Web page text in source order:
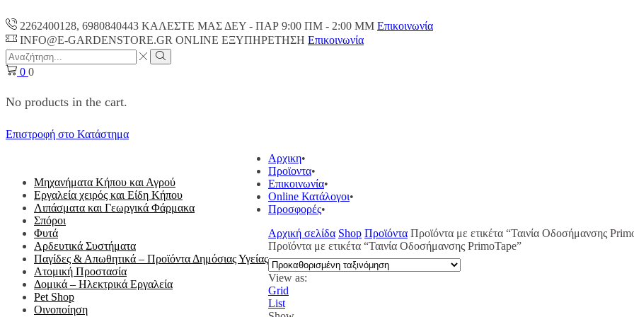
2262400128, 6980840443 ΚΑΛΕΣΤΕ ΜΑΣ ΔΕΥ - ΠΑΡ 9:00 ΠM - 2:00 ΜΜ Επικοινωνία
INFO@E-GARDENSTORE.GR ONLINE ΕΞΥΠΗΡΕΤΗΣH Επικοινωνία
Search
input
Search
0 0
No products in the cart.
Επιστροφή στο Κατάστημα
Μηχανήματα Κήπου και Αγρού
Εργαλεία χειρός και Είδη Κήπου
Λιπάσματα και Γεωργικά Φάρμακα
Σπόροι
Φυτά
Αρδευτικά Συστήματα
Παγίδες & Απωθητικά – Προϊόντα Δημόσιας Υγείας
Ατομική Προστασία
Δομικά – Ηλεκτρικά Εργαλεία
Pet Shop
Οινοποίηση
Αρχικη
Προϊοντα
Επικοινωνία
Online Κατάλογοι
Προσφορές
Αρχική σελίδα Shop Προϊόντα Προϊόντα με ετικέτα “Ταινία Οδοσήμανσης
Προϊόντα με ετικέτα “Ταινία Οδοσήμανσης PrimoTape”
View as:
Grid
List